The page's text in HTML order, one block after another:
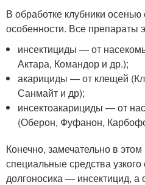
В обработке клубники
особенности. Все препараты
инсектициды — от
Актара, Командор и др.);
акарициды — от клещей
Санмайт и др);
инсектоакарициды — от
(Оберон, Фуфанон,
Конечно, замечательно в
специальные средства узкого
долгоносика — инсектицид,